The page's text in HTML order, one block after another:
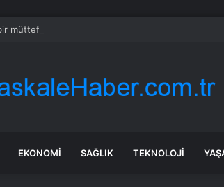
müttefik, kimse bana F-35 satışı için ne yapmam
EKONOMI SAĞLIK TEKNOLOJI